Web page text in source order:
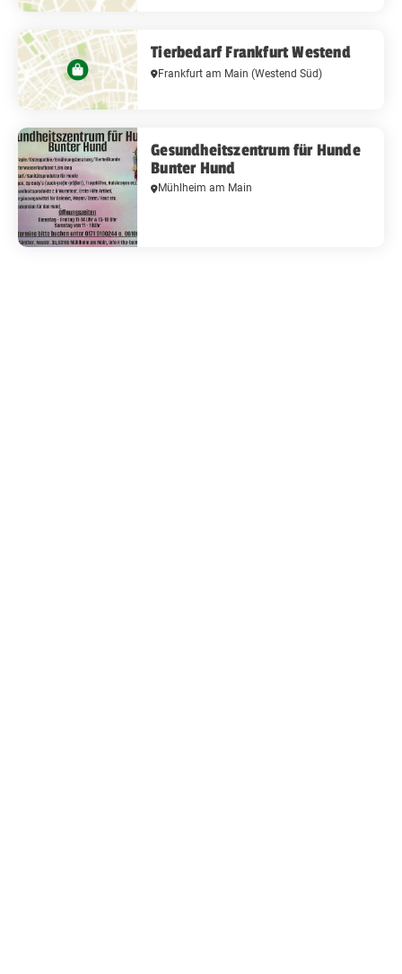
Tierbedarf Frankfurt Westend
Frankfurt am Main(Westend Süd)
Gesundheitszentrum für Hunde
Bunter Hund
Mühlheim am Main